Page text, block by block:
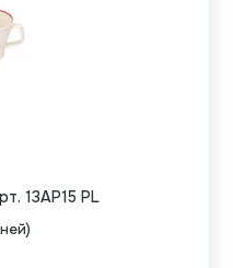
13AP15 PL